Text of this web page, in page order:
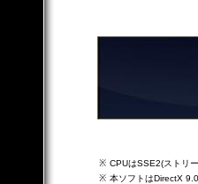
※ CPUはSSE2(ストリ
※ 本ソフトはDirectX